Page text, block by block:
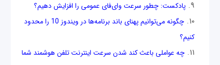
پادکست: چطور سرعت وای‌فای عمومی را افزایش دهیم؟
چگونه می‌توانیم پهنای باند برنامه‌ها در ویندوز 10 را محدود
کنیم؟
چه عواملی باعث کند شدن سرعت اینترنت تلفن هوشمند شما